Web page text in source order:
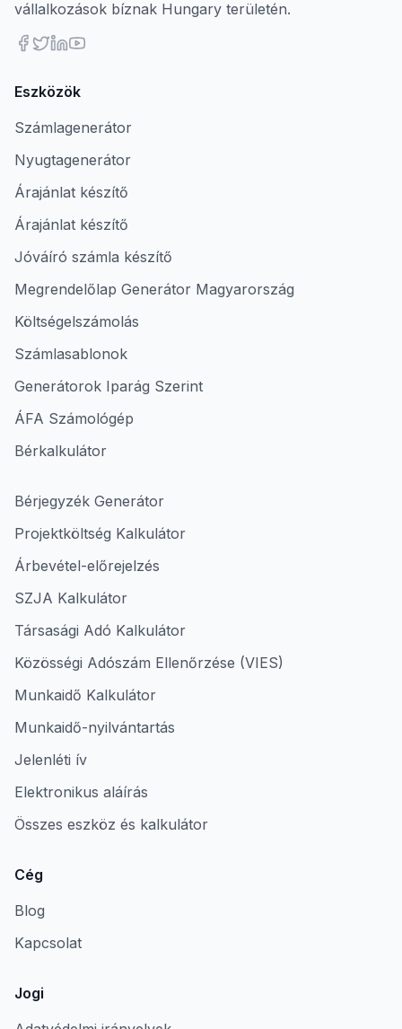
vállalkozások bíznak Hungary területén.
Eszközök
Számlagenerátor
Nyugtagenerátor
Árajánlat készítő
Árajánlat készítő
Jóváíró számla készítő
Megrendelőlap Generátor Magyarország
Költségelszámolás
Számlasablonok
Generátorok Iparág Szerint
ÁFA Számológép
Bérkalkulátor
Bérjegyzék Generátor
Projektköltség Kalkulátor
Árbevétel-előrejelzés
SZJA Kalkulátor
Társasági Adó Kalkulátor
Közösségi Adószám Ellenőrzése (VIES)
Munkaidő Kalkulátor
Munkaidő-nyilvántartás
Jelenléti ív
Elektronikus aláírás
Összes eszköz és kalkulátor
Cég
Blog
Kapcsolat
Jogi